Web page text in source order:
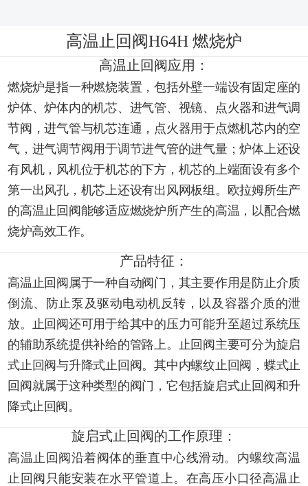
高温止回阀H64H 燃烧炉
高温止回阀应用：
燃烧炉是指一种燃烧装置，包括外壁一端设有固定座的
炉体、炉体内的机芯、进气管、视镜、点火器和进气调
节阀，进气管与机芯连通，点火器用于点燃机芯内的空
气，进气调节阀用于调节进气管的进气量；炉体上还设
有风机，风机位于机芯的下方，机芯的上端面设有多个
第一出风孔，机芯上还设有出风网板组。欧拉姆所生产
的高温止回阀能够适应燃烧炉所产生的高温，以配合燃
烧炉高效工作。
产品特征：
高温止回阀属于一种自动阀门，其主要作用是防止介质
倒流、防止泵及驱动电动机反转，以及容器介质的泄
放。止回阀还可用于给其中的压力可能升至超过系统压
的辅助系统提供补给的管路上。止回阀主要可分为旋启
式止回阀与升降式止回阀。其中内螺纹止回阀，蝶式止
回阀就属于这种类型的阀门，它包括旋启式止回阀和升
降式止回阀。
旋启式止回阀的工作原理：
高温止回阀沿着阀体的垂直中心线滑动。内螺纹高温
止回阀只能安装在水平管道上。在高压小口径高温止